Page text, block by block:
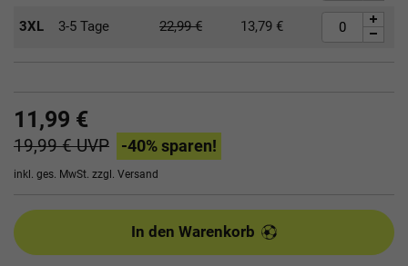
3XL 3-5 Tage 22,99€ 13,79 €
11,99 €
19,99 €UVP -40% sparen!
inkl. ges. MwSt. zzgl. Versand
In den Warenkorb